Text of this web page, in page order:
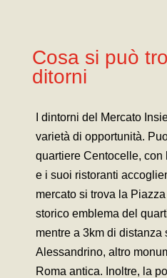
Cosa si può
ditorni
I dintorni del Mercato
varietà di opportunità.
quartiere Centocelle, con
e i suoi ristoranti
mercato si trova la
storico emblema del
mentre a 3km di distanza
Alessandrino, altro
Roma antica. Inoltre, la